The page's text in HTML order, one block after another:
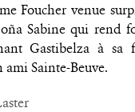
Foucher venue
Sabine qui rend
Gastibelza à
ami Sainte-Beuve.